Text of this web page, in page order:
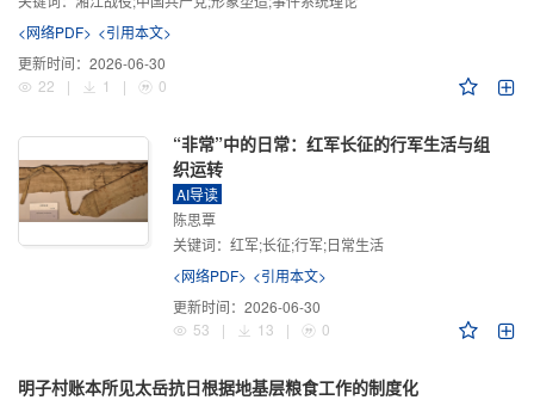
<网络PDF> <引用本文>
更新时间： 2026-06-30
22
| 1 | 0
“非常”中的日常：红军长征的行军生活与组
织运转
AI导读
陈思覃
关键词： 红军;长征;行军;日常生活
<网络PDF> <引用本文>
更新时间： 2026-06-30
53
| 13 | 0
明子村账本所见太岳抗日根据地基层粮食工作的制度化